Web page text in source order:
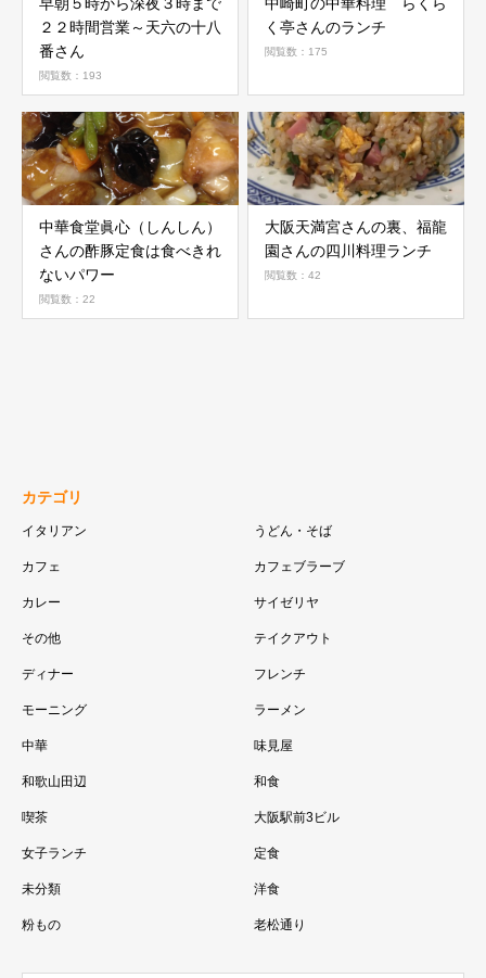
２２時間営業～天六の十八
番さん
閲覧数：193
く亭さんのランチ
閲覧数：175
中華食堂眞心（しんしん）
さんの酢豚定食は食べきれ
ないパワー
閲覧数：22
大阪天満宮さんの裏、福龍
園さんの四川料理ランチ
閲覧数：42
カテゴリ
イタリアン うどん・そば
カフェ カフェブラーブ
カレー サイゼリヤ
その他 テイクアウト
ディナー フレンチ
モーニング ラーメン
中華 味見屋
和歌山田辺 和食
喫茶 大阪駅前3ビル
女子ランチ 定食
未分類 洋食
粉もの 老松通り